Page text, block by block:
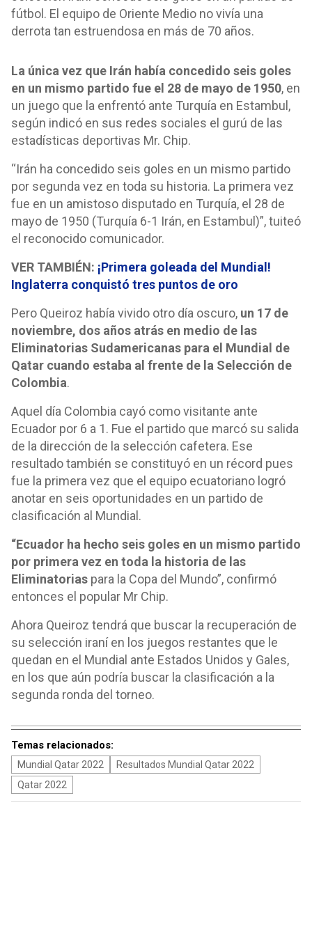
fútbol. El equipo de Oriente Medio no vivía una
derrota tan estruendosa en más de 70 años.
La única vez que Irán había concedido seis goles
en un mismo partido fue el 28 de mayo de 1950, en
un juego que la enfrentó ante Turquía en Estambul,
según indicó en sus redes sociales el gurú de las
estadísticas deportivas Mr. Chip.
“Irán ha concedido seis goles en un mismo partido
por segunda vez en toda su historia. La primera vez
fue en un amistoso disputado en Turquía, el 28 de
mayo de 1950 (Turquía 6-1 Irán, en Estambul)”, tuiteó
el reconocido comunicador.
VER TAMBIÉN: ¡Primera goleada del Mundial!
Inglaterra conquistó tres puntos de oro
Pero Queiroz había vivido otro día oscuro, un 17 de
noviembre, dos años atrás en medio de las
Eliminatorias Sudamericanas para el Mundial de
Qatar cuando estaba al frente de la Selección de
Colombia.
Aquel día Colombia cayó como visitante ante
Ecuador por 6 a 1. Fue el partido que marcó su salida
de la dirección de la selección cafetera. Ese
resultado también se constituyó en un récord pues
fue la primera vez que el equipo ecuatoriano logró
anotar en seis oportunidades en un partido de
clasificación al Mundial.
“Ecuador ha hecho seis goles en un mismo partido
por primera vez en toda la historia de las
Eliminatorias para la Copa del Mundo”, confirmó
entonces el popular Mr Chip.
Ahora Queiroz tendrá que buscar la recuperación de
su selección iraní en los juegos restantes que le
quedan en el Mundial ante Estados Unidos y Gales,
en los que aún podría buscar la clasificación a la
segunda ronda del torneo.
Temas relacionados:
Mundial Qatar 2022
Resultados Mundial Qatar 2022
Qatar 2022